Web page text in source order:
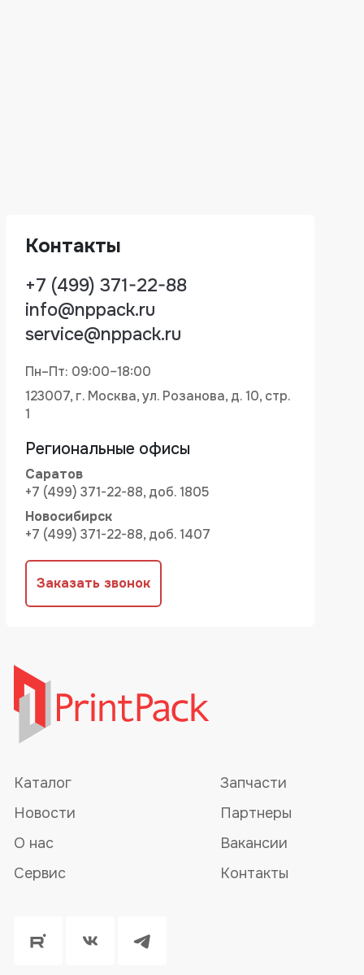
Контакты
+7 (499) 371-22-88
info@nppack.ru
service@nppack.ru
Пн–Пт: 09:00–18:00
123007, г. Москва, ул. Розанова, д. 10, стр.
1
Региональные офисы
Саратов
+7 (499) 371-22-88, доб. 1805
Новосибирск
+7 (499) 371-22-88, доб. 1407
Заказать звонок
Каталог
Новости
О нас
Сервис
Запчасти
Партнеры
Вакансии
Контакты